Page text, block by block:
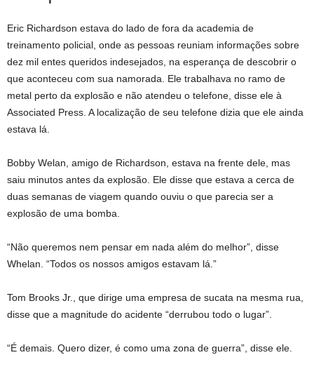
Eric Richardson estava do lado de fora da academia de
treinamento policial, onde as pessoas reuniam informações sobre
dez mil entes queridos indesejados, na esperança de descobrir o
que aconteceu com sua namorada. Ele trabalhava no ramo de
metal perto da explosão e não atendeu o telefone, disse ele à
Associated Press. A localização de seu telefone dizia que ele ainda
estava lá.
Bobby Welan, amigo de Richardson, estava na frente dele, mas
saiu minutos antes da explosão. Ele disse que estava a cerca de
duas semanas de viagem quando ouviu o que parecia ser a
explosão de uma bomba.
“Não queremos nem pensar em nada além do melhor”, disse
Whelan. “Todos os nossos amigos estavam lá.”
Tom Brooks Jr., que dirige uma empresa de sucata na mesma rua,
disse que a magnitude do acidente “derrubou todo o lugar”.
“É demais. Quero dizer, é como uma zona de guerra”, disse ele.